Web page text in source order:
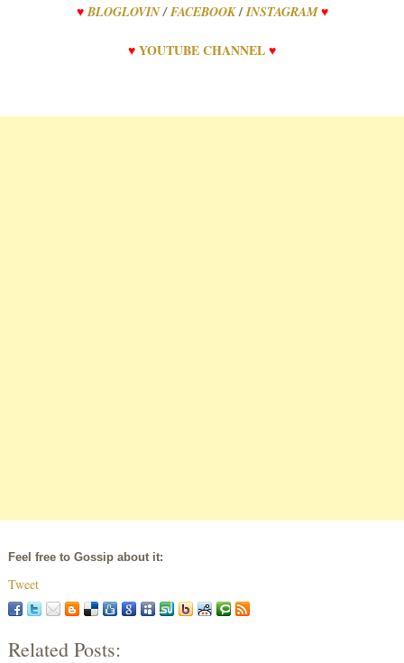
♥ BLOGLOVIN/FACEBOOK / INSTAGRAM ♥
♥YOUTUBE CHANNEL♥
Feel free to Gossip about it:
Tweet
Related Posts: